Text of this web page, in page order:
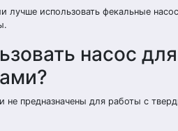
лучше использовать фекальные
насос
не предназначены для работы с